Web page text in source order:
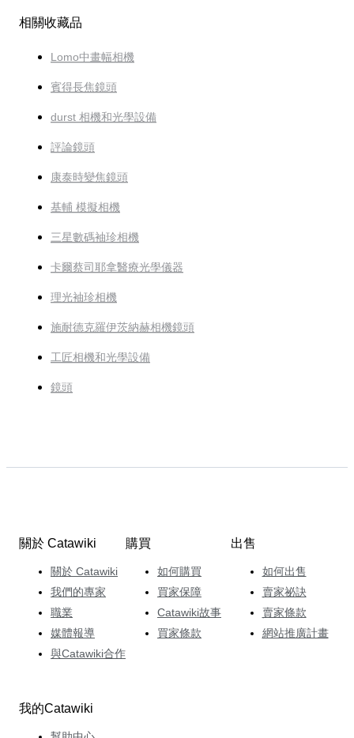
相關收藏品
Lomo中畫幅相機
賓得長焦鏡頭
durst 相機和光學設備
評論鏡頭
康泰時變焦鏡頭
基輔 模擬相機
三星數碼袖珍相機
卡爾蔡司耶拿醫療光學儀器
理光袖珍相機
施耐德克羅伊茨納赫相機鏡頭
工匠相機和光學設備
鏡頭
關於 Catawiki
關於 Catawiki
我們的專家
職業
媒體報導
與Catawiki合作
購買
如何購買
買家保障
Catawiki故事
買家條款
出售
如何出售
賣家祕訣
賣家條款
網站推廣計畫
我的Catawiki